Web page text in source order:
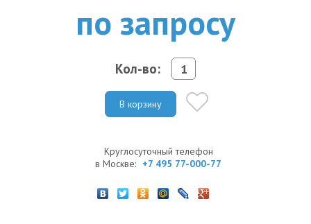
по запросу
Кол-во:
В корзину
Круглосуточный телефон
в Москве: +7 495 77-000-77